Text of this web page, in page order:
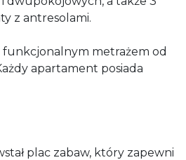
z antresolami.
funkcjonalnym metrażem od
apartament posiada
plac zabaw, który zapewni